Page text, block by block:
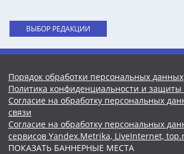
ВЫБОР РЕДАКЦИИ
Порядок обработки персональных данных
Политика конфиденциальности и
Согласие на обработку персональных
связи
Согласие на обработку персональных
сервисов Yandex.Metrika, LiveInternet,
ПОКАЗАТЬ БАННЕРНЫЕ МЕСТА